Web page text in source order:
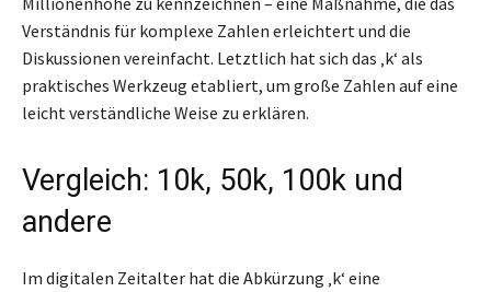
Verständnis für komplexe Zahlen erleichtert und die
Diskussionen vereinfacht. Letztlich hat sich das ‚k‘ als
praktisches Werkzeug etabliert, um große Zahlen auf eine
leicht verständliche Weise zu erklären.
Vergleich: 10k, 50k, 100k und
andere
Im digitalen Zeitalter hat die Abkürzung ‚k‘ eine